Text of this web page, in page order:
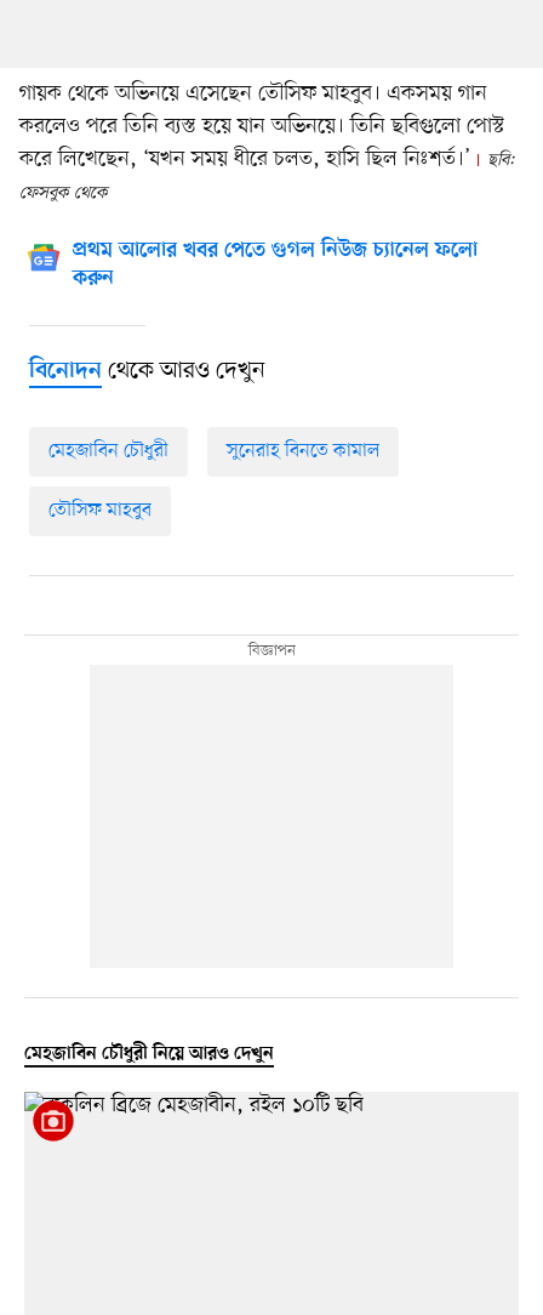
গায়ক থেকে অভিনয়ে এসেছেন তৌসিফ মাহবুব। একসময় গান
করলেও পরে তিনি ব্যস্ত হয়ে যান অভিনয়ে। তিনি ছবিগুলো পোস্ট
করে লিখেছেন, ‘যখন সময় ধীরে চলত, হাসি ছিল নিঃশর্ত।’
ছবি:
ফেসবুক থেকে
প্রথম আলোর খবর পেতে গুগল নিউজ চ্যানেল ফলো
করুন
বিনোদনথেকে আরও দেখুন
মেহজাবিন চৌধুরী সুনেরাহ বিনতে কামাল
তৌসিফ মাহবুব
মেহজাবিন চৌধুরী নিয়ে আরও দেখুন